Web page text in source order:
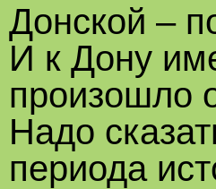
Донской –
И к Дону
произошло
Надо
периода